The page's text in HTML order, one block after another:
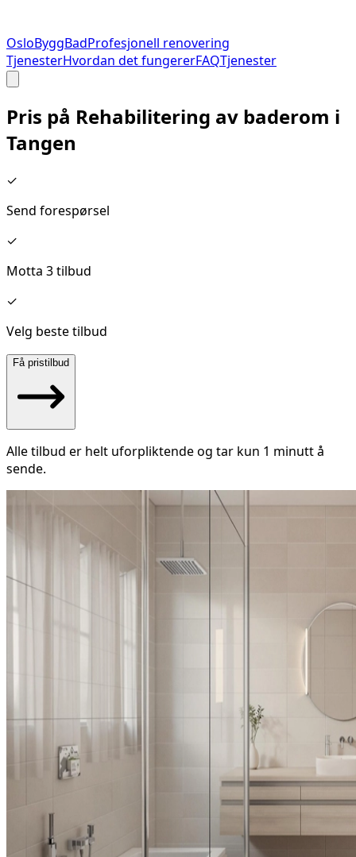
OsloByggBadProfesjonell renovering
TjenesterHvordan det fungererFAQTjenester
Pris på Rehabilitering av baderom i
Tangen
✓
Send forespørsel
✓
Motta 3 tilbud
✓
Velg beste tilbud
Få pristilbud
Alle tilbud er helt uforpliktende og tar kun 1 minutt å
sende.